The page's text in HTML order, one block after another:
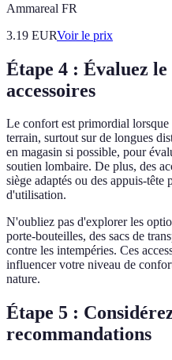
Ammareal FR
3.19 EURVoir le prix
Étape 4 : Évaluez
accessoires
Le confort est primordial
terrain, surtout sur de longues
en magasin si possible, pour
soutien lombaire. De plus, des
siège adaptés ou des appuis-
d'utilisation.
N'oubliez pas d'explorer les
porte-bouteilles, des sacs de
contre les intempéries. Ces
influencer votre niveau de
nature.
Étape 5 :
recommandations